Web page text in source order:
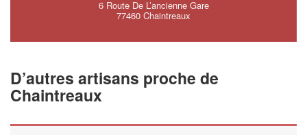
6 Route De L’ancienne Gare
77460 Chaintreaux
D’autres artisans proche de
Chaintreaux